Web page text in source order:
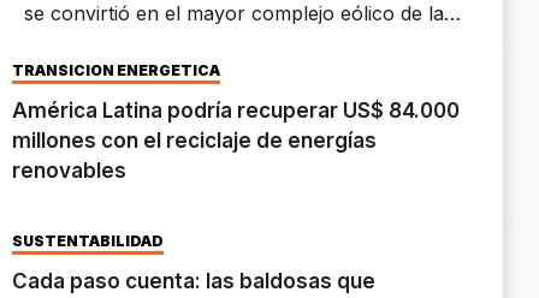
se convirtió en el mayor complejo eólico de la
de la empresa en generación renovable.
TRANSICIÓN ENERGÉTICA
América Latina podría recuperar US$ 84.000
millones con el reciclaje de energías
renovables
SUSTENTABILIDAD
Cada paso cuenta: las baldosas que